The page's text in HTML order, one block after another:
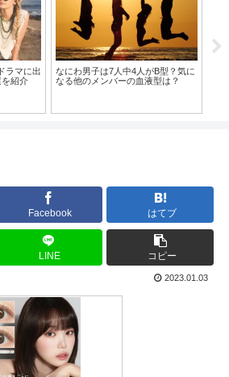
ラマに出
紹介
なにわ男子は7人中4人がB型？気に
なる他のメンバーの血液型は？
Facebook はてブ
LINE コピー
2023.01.03